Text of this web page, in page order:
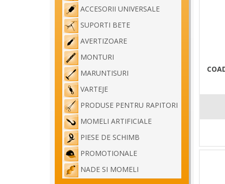
ACCESORII UNIVERSALE
SUPORTI BETE
AVERTIZOARE
MONTURI
MARUNTISURI
VARTEJE
PRODUSE PENTRU RAPITORI
MOMELI ARTIFICIALE
PIESE DE SCHIMB
PROMOTIONALE
NADE SI MOMELI